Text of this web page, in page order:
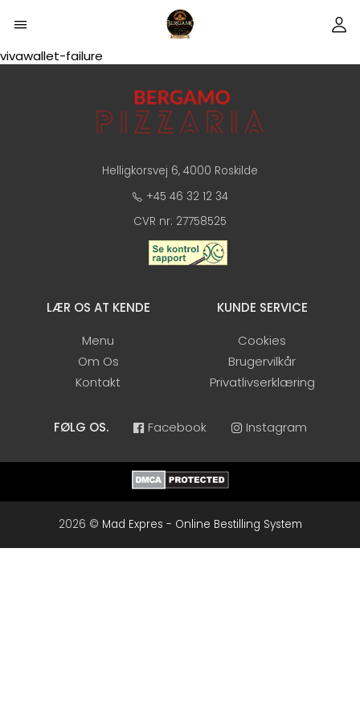
vivawallet-failure
Helligkorsvej 6, 4000 Roskilde
+45 46 32 12 34
CVR nr: 27758525
LÆR OS AT KENDE
Menu
Om Os
Kontakt
KUNDE SERVICE
Cookies
Brugervilkår
Privatlivserklæring
FØLG OS. Facebook Instagram
2026 © Mad Expres - Online Bestilling System